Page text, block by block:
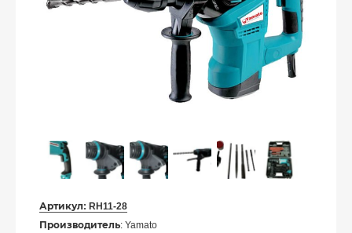
Артикул: RH11-28
Производитель: Yamato